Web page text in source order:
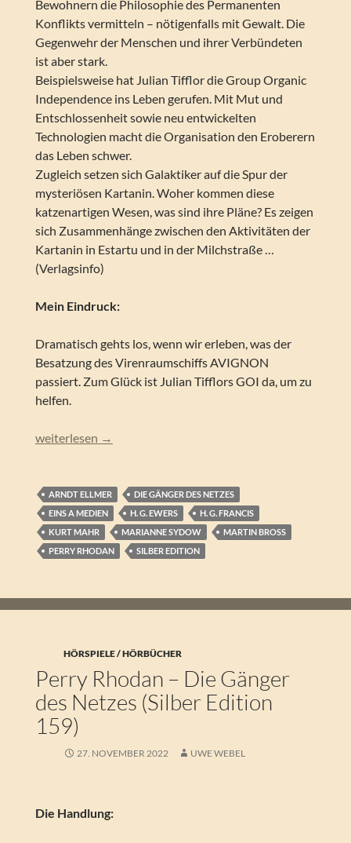
Bewohnern die Philosophie des Permanenten
Konflikts vermitteln – nötigenfalls mit Gewalt. Die
Gegenwehr der Menschen und ihrer Verbündeten
ist aber stark.
Beispielsweise hat Julian Tifflor die Group Organic
Independence ins Leben gerufen. Mit Mut und
Entschlossenheit sowie neu entwickelten
Technologien macht die Organisation den Eroberern
das Leben schwer.
Zugleich setzen sich Galaktiker auf die Spur der
mysteriösen Kartanin. Woher kommen diese
katzenartigen Wesen, was sind ihre Pläne? Es zeigen
sich Zusammenhänge zwischen den Aktivitäten der
Kartanin in Estartu und in der Milchstraße …
(Verlagsinfo)
Mein Eindruck:
Dramatisch gehts los, wenn wir erleben, was der
Besatzung des Virenraumschiffs AVIGNON
passiert. Zum Glück ist Julian Tifflors GOI da, um zu
helfen.
Perry Rhodan – Die Spur der Kartanin (Silber Edition 160)
weiterlesen →
ARNDT ELLMER
DIE GÄNGER DES NETZES
EINS A MEDIEN
H. G. EWERS
H. G. FRANCIS
KURT MAHR
MARIANNE SYDOW
MARTIN BROSS
PERRY RHODAN
SILBER EDITION
HÖRSPIELE / HÖRBÜCHER
Perry Rhodan – Die Gänger
des Netzes (Silber Edition
159)
27. NOVEMBER 2022 UWE WEBEL
Die Handlung: